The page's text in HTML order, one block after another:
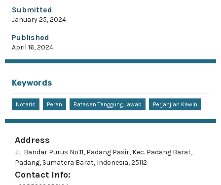
Submitted
January 25, 2024
Published
April 16, 2024
Keywords
Notaris Peran Batasan Tanggung Jawab Perjanjian Kawin
Address
JL. Bandar Purus No.11, Padang Pasir, Kec. Padang Barat,
Padang, Sumatera Barat, Indonesia, 25112
Contact Info: